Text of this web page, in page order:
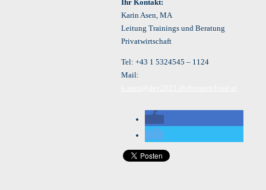
Ihr Kontakt:
Karin Asen, MA
Leitung Trainings und Beratung
Privatwirtschaft
Tel: +43 1 5324545 – 1124
Mail: